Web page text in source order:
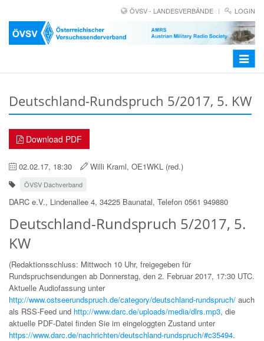
ÖVSV - LANDESVERBÄNDE LOGIN
Toggle
Deutschland-Rundspruch 5/2017, 5. KW
Download PDF
02.02.17, 18:30 Willi Kraml, OE1WKL (red.)
ÖVSV Dachverband
DARC e.V., Lindenallee 4, 34225 Baunatal, Telefon 0561 949880
Deutschland-Rundspruch 5/2017, 5.
KW
(Redaktionsschluss: Mittwoch 10 Uhr, freigegeben für
Rundspruchsendungen ab Donnerstag, den 2. Februar 2017, 17:30 UTC.
Aktuelle Audiofassung unter
http://www.ostseerundspruch.de/category/deutschland-rundspruch/ auch
als RSS-Feed und http://www.darc.de/uploads/media/dlrs.mp3, die
aktuelle PDF-Datei finden Sie im eingeloggten Zustand unter
https://www.darc.de/nachrichten/deutschland-rundspruch/#c35494.